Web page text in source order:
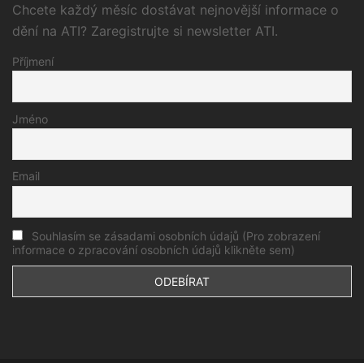
Chcete každý měsíc dostávat nejnovější informace o
dění na ATI? Zaregistrujte si newsletter ATI.
Příjmení
Jméno
Email
Souhlasím se zásadami osobních údajů (Pro zobrazení
informace o zpracování osobních údajů klikněte sem)